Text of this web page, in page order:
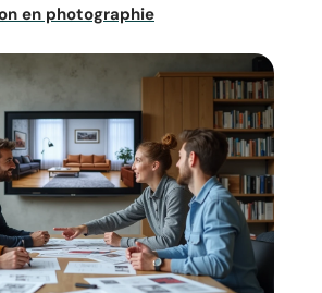
en photographie